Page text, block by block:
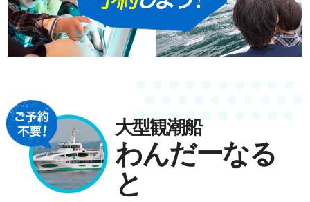
大型観潮船
わんだーなる
と